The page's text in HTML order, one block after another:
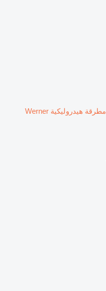
جديد مطرقة هيدروليكية Werner